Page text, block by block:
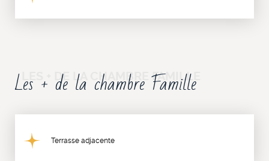
Les + de la chambre Famille
Terrasse adjacente